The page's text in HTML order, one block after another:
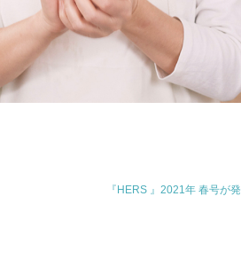
『HERS 』2021年 春号が